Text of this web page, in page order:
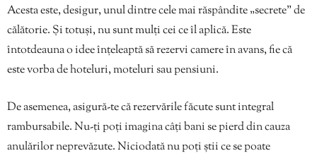
Acesta este, desigur, unul dintre cele mai răspândite „secrete” de
călătorie. Și totuși, nu sunt mulți cei ce îl aplică. Este
întotdeauna o idee înțeleaptă să rezervi camere în avans, fie că
este vorba de hoteluri, moteluri sau pensiuni.
De asemenea, asigură-te că rezervările făcute sunt integral
rambursabile. Nu-ți poți imagina câți bani se pierd din cauza
anulărilor neprevăzute. Niciodată nu poți știi ce se poate